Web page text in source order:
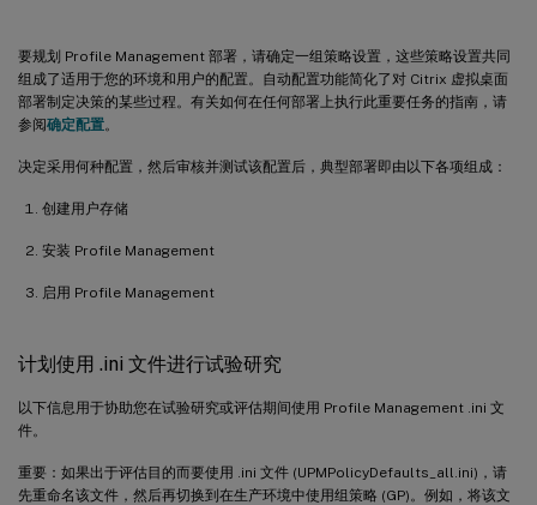
要规划 Profile Management 部署，请确定一组策略设置，这些策略设置共同
组成了适用于您的环境和用户的配置。自动配置功能简化了对 Citrix 虚拟桌面
部署制定决策的某些过程。有关如何在任何部署上执行此重要任务的指南，请
参阅确定配置。
决定采用何种配置，然后审核并测试该配置后，典型部署即由以下各项组成：
创建用户存储
安装 Profile Management
启用 Profile Management
计划使用 .ini 文件进行试验研究
以下信息用于协助您在试验研究或评估期间使用 Profile Management .ini 文
件。
重要：如果出于评估目的而要使用 .ini 文件 (UPMPolicyDefaults_all.ini)，请
先重命名该文件，然后再切换到在生产环境中使用组策略 (GP)。例如，将该文